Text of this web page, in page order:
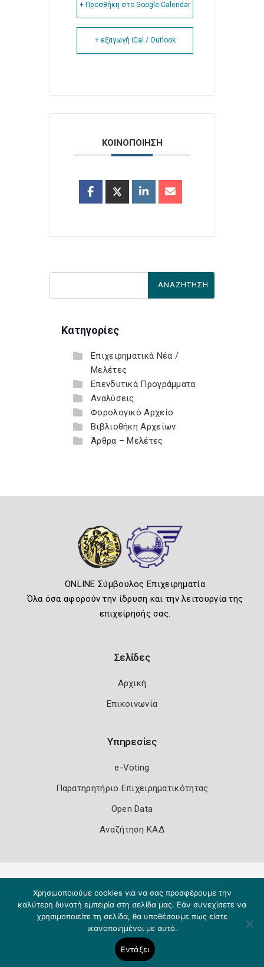
+ Προσθήκη στο Google Calendar
+ εξαγωγή iCal / Outlook
ΚΟΙΝΟΠΟΙΗΣΗ
Κατηγορίες
Επιχειρηματικά Νέα /
Μελέτες
Επενδυτικά Προγράμματα
Αναλύσεις
Φορολογικό Αρχείο
Βιβλιοθήκη Αρχείων
Άρθρα – Μελέτες
ONLINE Σύμβουλος Επιχειρηματία
Όλα όσα αφορούν την ίδρυση και την λειτουργία της
επιχείρησής σας.
Σελίδες
Αρχική
Επικοινωνία
Υπηρεσίες
e-Voting
Παρατηρητήριο Επιχειρηματικότητας
Open Data
Αναζήτηση ΚΑΔ
Χρησιμοποιούμε cookies για να σας προσφέρουμε την
καλύτερη δυνατή εμπειρία στη σελίδα μας. Εάν συνεχίσετε να
χρησιμοποιείτε τη σελίδα, θα υποθέσουμε πως είστε
ικανοποιημένοι με αυτό.
Εντάξει
Copyright 2026 Knowledge A.E.